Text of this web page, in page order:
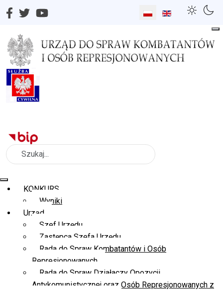
Wybierz swój język
Szukaj
KONKURS
Wyniki
Urząd
Szef Urzędu
Zastępca Szefa Urzędu
Rada do Spraw Kombatantów i Osób
Represjonowanych
Rada do Spraw Działaczy Opozycji
Antykomunistycznej oraz Osób Represjonowanych z